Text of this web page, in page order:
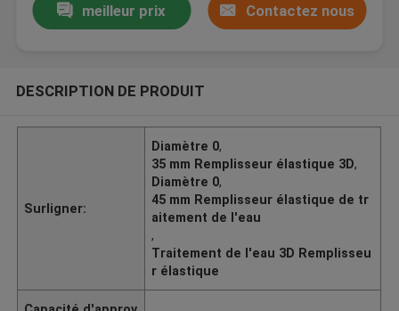
meilleur prix Contactez nous
DESCRIPTION DE PRODUIT
Surligner:
Diamètre 0,
35 mm Remplisseur élastique 3D,
Diamètre 0,
45 mm Remplisseur élastique de tr
aitement de l'eau
,
Traitement de l'eau 3D Remplisseu
r élastique